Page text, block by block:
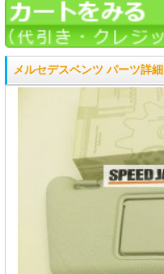
メルセデスベンツ パーツ詳細